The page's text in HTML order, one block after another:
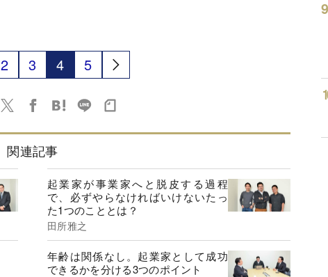
2 3 4 5
関連記事
起業家が事業家へと脱皮する過程
で、必ずやらなければいけないたっ
た1つのこととは？
田所雅之
年齢は関係なし。起業家として成功
できるかを分ける3つのポイント